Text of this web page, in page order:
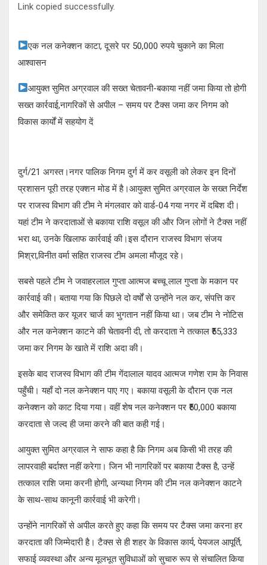
Link copied successfully.
एक नल कनेक्शन काटा, दूसरे पर 50,000 रुपये चुकाने का मिला
आश्वासन
आयुक्त सुमित अग्रवाल की सख्त चेतावनी-बकाया नहीं जमा किया तो होगी
सख्त कार्रवाई,नागरिकों से अपील – समय पर टैक्स जमा कर निगम को
विकास कार्यों में सहयोग दें
दुर्ग/21 अगस्त।नगर पालिक निगम दुर्ग में कर वसूली को लेकर इन दिनों
प्रशासन पूरी तरह एक्शन मोड में है।आयुक्त सुमित अग्रवाल के सख्त निर्देश
पर राजस्व विभाग की टीम ने मंगलवार को वार्ड-04 गया नगर में दबिश दी।
यहां टीम ने करदाताओं से बकाया राशि वसूल की और जिन लोगों ने टैक्स नहीं
भरा था, उनके खिलाफ कार्रवाई की।इस दौरान राजस्व विभाग संजय
मिश्रा,विनीत वर्मा सहित राजस्व टीम अमला मौजूद रहे।
सबसे पहले टीम ने जवाहरलाल गुप्ता आत्मज बच्चू लाल गुप्ता के मकान पर
कार्रवाई की। बताया गया कि पिछले दो वर्षों से उन्होंने नल कर, संपत्ति कर
और समेकित कर यूजर चार्ज का भुगतान नहीं किया था। जब टीम ने नोटिस
और नल कनेक्शन काटने की चेतावनी दी, तो करदाता ने तत्काल ₹55,333
जमा कर निगम के खाते में राशि अदा की।
इसके बाद राजस्व विभाग की टीम गेंदालाल यादव आत्मज गणेश राम के निवास
पहुँची। यहाँ दो नल कनेक्शन पाए गए। बकाया वसूली के दौरान एक नल
कनेक्शन को काट दिया गया। वहीं शेष नल कनेक्शन पर ₹50,000 बकाया
करदाता से जल्द ही जमा करने की बात कही गई।
आयुक्त सुमित अग्रवाल ने साफ कहा है कि निगम अब किसी भी तरह की
लापरवाही बर्दाश्त नहीं करेगा। जिन भी नागरिकों पर बकाया टैक्स है, उन्हें
तत्काल राशि जमा करनी होगी, अन्यथा निगम की टीम नल कनेक्शन काटने
के साथ-साथ कानूनी कार्रवाई भी करेगी।
उन्होंने नागरिकों से अपील करते हुए कहा कि समय पर टैक्स जमा करना हर
करदाता की जिम्मेदारी है। टैक्स से ही शहर के विकास कार्य, पेयजल आपूर्ति,
सफाई व्यवस्था और अन्य मूलभूत सुविधाओं को सुचारु रूप से संचालित किया